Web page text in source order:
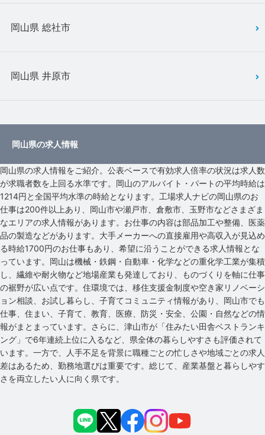
岡山県 総社市
岡山県 井原市
岡山県の求人情報
岡山県の求人情報をご紹介。公表ベースで有効求人倍率の状況は求人数
が求職者数を上回る水準です。岡山のアルバイト・パートの平均時給は
1214円と全国平均水準の時給となります。工場求人ナビの岡山県のお
仕事は200件以上あり、岡山市や瀬戸市、倉敷市、玉野市などさまざま
なエリアの求人情報があります。お仕事の内容は部品加工や整備、医薬
品の製造などがあります。大手メーカーへの直接雇用や高収入が見込め
る時給1700円のお仕事もあり、希望に沿うことができる求人情報とな
っています。岡山は機械・鉄鋼・自動車・化学などの重化学工業が集積
し、繊維や耐火物など地場産業も発達しており、ものづくりを軸に仕事
の裾野が広い点です。住環境では、移住支援金制度や空き家リノベーシ
ョン相談、お試し暮らし、子育てコミュニティ情報があり、岡山市でも
仕事、住まい、子育て、教育、医療、防災・安全、公園・自然などの情
報がまとまっています。さらに、津山市が「住みたい田舎ベストランキ
ング」で6年連続上位に入るなど、県全体の暮らしやすさも評価されて
います。一方で、人手不足を背景に職種ごとの忙しさや地域ごとの求人
差はあるため、勤務地選びは重要です。総じて、産業基盤と暮らしやす
さを両立したい人に向く県です。